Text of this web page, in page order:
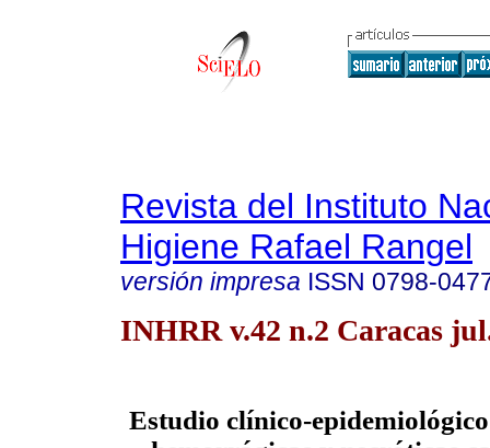
Revista del Instituto
Higiene Rafael Rangel
versión impresa ISSN 0798-
INHRR v.42 n.2 Caracas
Estudio clínico-